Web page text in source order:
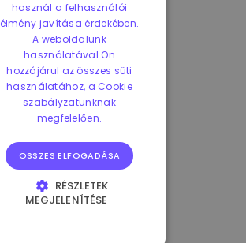
használ a felhasználói
élmény javítása érdekében.
A weboldalunk
használatával Ön
hozzájárul az összes süti
használatához, a Cookie
szabályzatunknak
megfelelően.
ÖSSZES ELFOGADÁSA
RÉSZLETEK
MEGJELENÍTÉSE